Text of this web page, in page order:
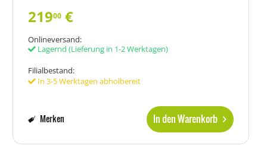
21900 €
Onlineversand:
Lagernd (Lieferung in 1-2 Werktagen)
Filialbestand:
In 3-5 Werktagen abholbereit
In den Warenkorb
Merken